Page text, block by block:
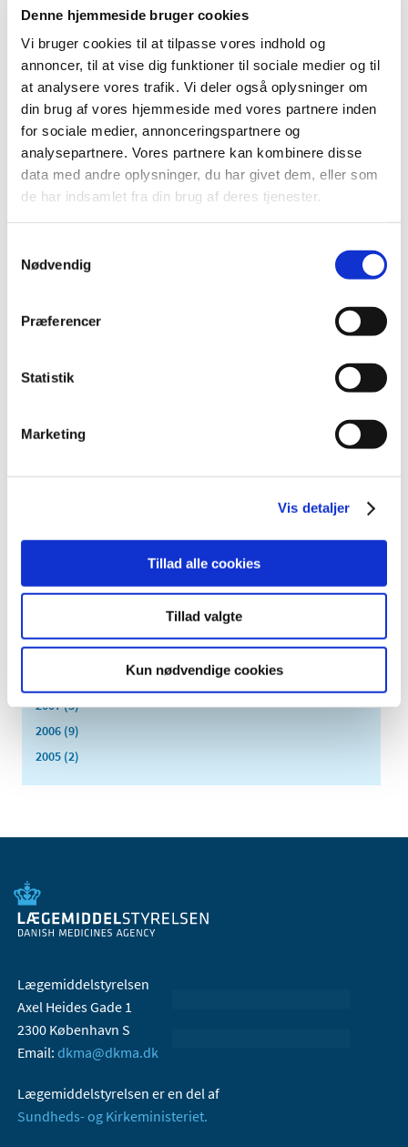
Denne hjemmeside bruger cookies
Vi bruger cookies til at tilpasse vores indhold og
annoncer, til at vise dig funktioner til sociale medier og til
at analysere vores trafik. Vi deler også oplysninger om
din brug af vores hjemmeside med vores partnere inden
for sociale medier, annonceringspartnere og
analysepartnere. Vores partnere kan kombinere disse
data med andre oplysninger, du har givet dem, eller som
de har indsamlet fra din brug af deres tjenester.
Nødvendig
Præferencer
Statistik
Marketing
Vis detaljer
Tillad alle cookies
Tillad valgte
Kun nødvendige cookies
2025 (158)
2024 (224)
2023 (195)
2022 (197)
2021 (516)
2020 (263)
2019 (159)
2018 (150)
2015 (33)
november (4)
august (2)
maj (2)
februar (2)
2009 (14)
2007 (3)
2006 (9)
2005 (2)
Lægemiddelstyrelsen
Axel Heides Gade 1
2300 København S
Email: dkma@dkma.dk
Lægemiddelstyrelsen er en del af
Sundheds- og Kirkeministeriet.